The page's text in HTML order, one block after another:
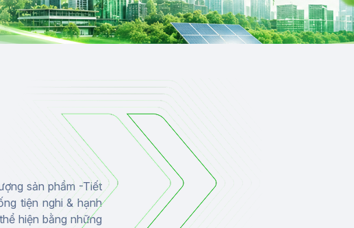
sản phẩm -Tiết
tiện nghi & hạnh
hiện bằng những